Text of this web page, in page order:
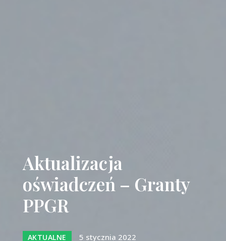
Aktualizacja
oświadczeń – Granty
PPGR
AKTUALNE 5 stycznia 2022